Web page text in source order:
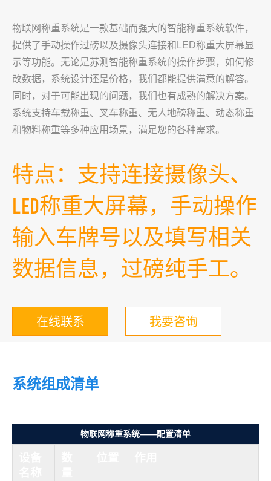
物联网称重系统是一款基础而强大的智能称重系统软件，
提供了手动操作过磅以及摄像头连接和LED称重大屏幕显
示等功能。无论是苏测智能称重系统的操作步骤，如何修
改数据，系统设计还是价格，我们都能提供满意的解答。
同时，对于可能出现的问题，我们也有成熟的解决方案。
系统支持车载称重、叉车称重、无人地磅称重、动态称重
和物料称重等多种应用场景，满足您的各种需求。
特点：支持连接摄像头、
LED称重大屏幕，手动操作
输入车牌号以及填写相关
数据信息，过磅纯手工。
在线联系 我要咨询
系统组成清单
物联网称重系统——配置清单